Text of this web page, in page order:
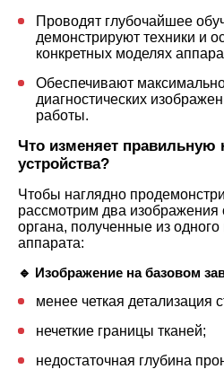
Проводят глубочайшее
демонстрируют техники и
конкретных моделях
Обеспечивают
диагностических
работы.
Что изменяет правильную
устройства?
Чтобы наглядно
рассмотрим два изображения
органа, полученные из
аппарата:
🔹 Изображение на базовом
менее четкая детализация
нечеткие границы тканей;
недостаточная глубина